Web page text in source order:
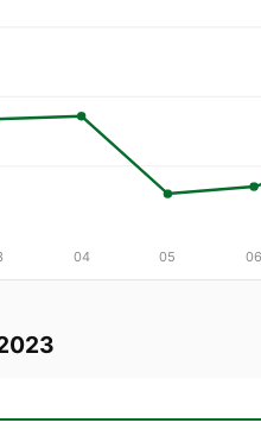
04 05 06